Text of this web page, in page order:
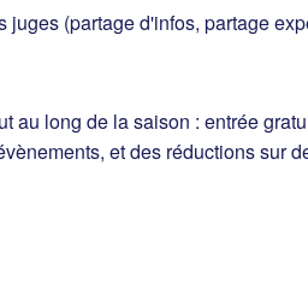
(partage d'infos, partage
au long de la saison : entrée
et des réductions sur